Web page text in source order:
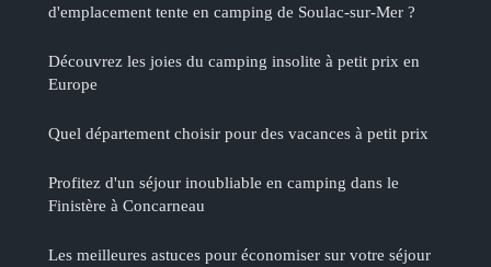
d'emplacement tente en camping de Soulac-sur-Mer ?
Découvrez les joies du camping insolite à petit prix en
Europe
Quel département choisir pour des vacances à petit prix
Profitez d'un séjour inoubliable en camping dans le
Finistère à Concarneau
Les meilleures astuces pour économiser sur votre séjour